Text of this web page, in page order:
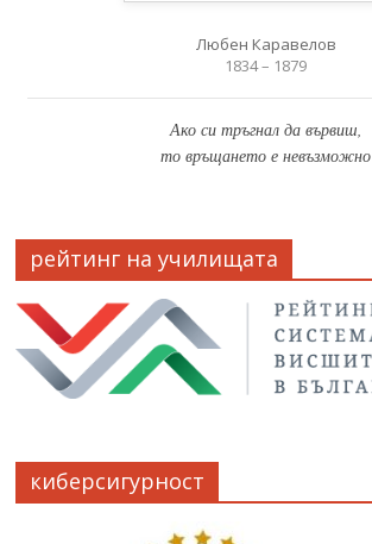
Любен Каравелов
1834 – 1879
Ако си тръгнал да вървиш,
то връщането е невъзможно
рейтинг на училищата
киберсигурност